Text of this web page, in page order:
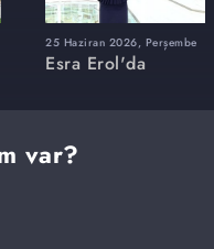
25 Haziran 2026, Perşembe
Esra Erol'da
var?